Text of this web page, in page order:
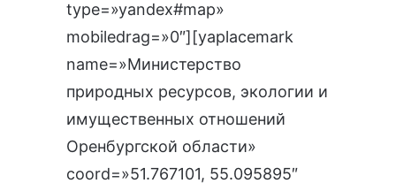
type=»yandex#map»
mobiledrag=»0″][yaplacemark
name=»Министерство
природных ресурсов, экологии и
имущественных отношений
Оренбургской области»
coord=»51.767101, 55.095895″